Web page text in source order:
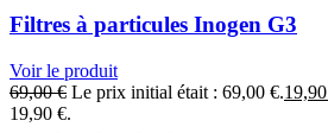
Filtres à particules Inogen G3
Voir le produit
69,00€ Le prix initial était : 69,00 €.19,90
19,90 €.